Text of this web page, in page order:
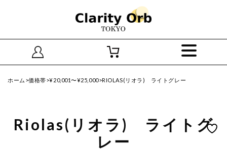
ホーム >価格帯>¥20,001〜¥25,000>RIOLAS(リオラ) ライトグレー
Riolas(リオラ) ライトグ
レー